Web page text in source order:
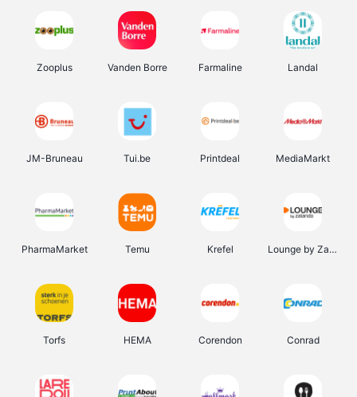
Zooplus Vanden Borre Farmaline Landal
JM-Bruneau Tui.be Printdeal MediaMarkt
PharmaMarket Temu Krefel Lounge by Zalando
Torfs HEMA Corendon Conrad